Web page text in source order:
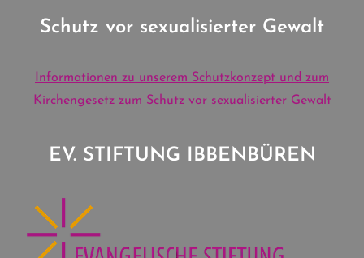
Schutz vor sexualisierter Gewalt
Informationen zu unserem Schutzkonzept und zum
Kirchengesetz zum Schutz vor sexualisierter Gewalt
EV. STIFTUNG IBBENBÜREN